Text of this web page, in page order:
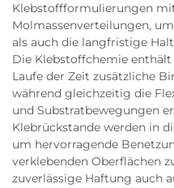
Klebstoffformulierungen
Molmassenverteilungen,
als auch die langfristige
Die Klebstoffchemie
Laufe der Zeit zusätzliche
während gleichzeitig die
und Substratbewegungen
Klebrückstande werden in
um hervorragende
verklebenden Oberflächen
zuverlässige Haftung auch